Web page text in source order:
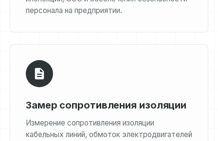
персонала на предприятии.
Замер сопротивления изоляции
Измерение сопротивления изоляции
кабельных линий, обмоток электродвигателей